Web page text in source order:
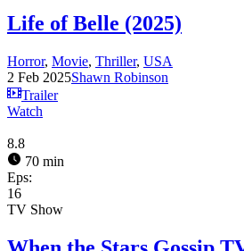
Life of Belle (2025)
Horror, Movie, Thriller, USA
2 Feb 2025Shawn Robinson
Trailer
Watch
8.8
70 min
Eps:
16
TV Show